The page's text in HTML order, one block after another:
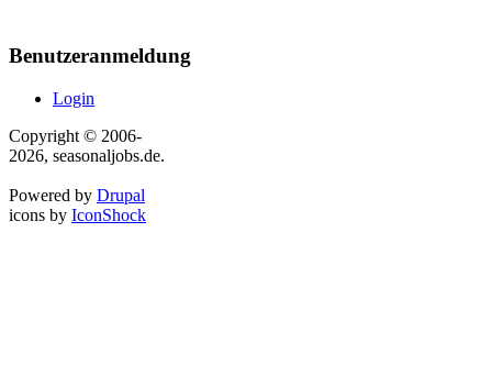
Benutzeranmeldung
Login
Copyright © 2006-
2026, seasonaljobs.de.
Powered by Drupal
icons by IconShock